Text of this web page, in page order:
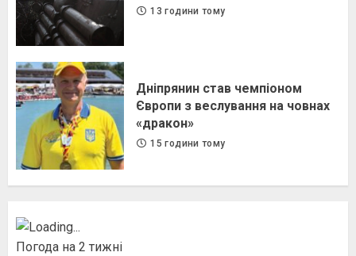
13 години тому
Дніпрянин став чемпіоном
Європи з веслування на човнах
«дракон»
15 години тому
Погода на 2 тижні